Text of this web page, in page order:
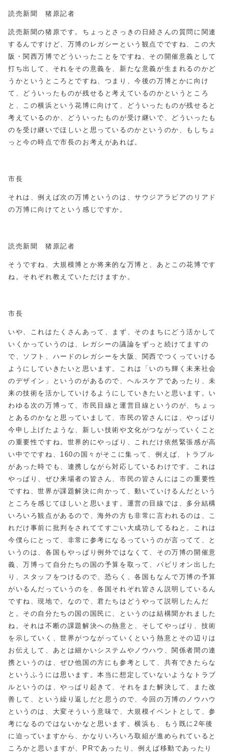
読売新聞 猪原記者
読売新聞の猪原です。ちょっとさっきの日経さんの質問に関連
するんですけど、万博のレガシーという観点でですね、この大
阪・関西万博でどういったことをですね、その開催意義として
打ち出して、それをその意義を、新たな意義が生まれるのかど
うかというところとですね、つまり、今後の万博とかに向け
て、どういったものが残せると考えているのかというところ
と、この横浜という花博に向けて、どういったものが残せると
考えているのか、どういったものが受け継いで、どういったも
のを受け継いでほしいと思っているのかというのか、もしちょ
っと今の時点で市長のお考えがあれば。
市長
それは、例えば次の万博というのは、サウジアラビアのリアド
の万博に向けてという感じですか。
読売新聞 猪原記者
そうですね、大規模博とか将来的な万博と、あとこの花博です
ね。それぞれ教えていただけますか。
市長
いや、これはたくさんあって、まず、そのまちにどう活かして
いくかっていうのは、レガシーの議論をずっと続けてますの
で、ソフト、ハードのレガシーを大阪、関西でつくっていける
ようにしていきたいと思います。これは「いのち輝く未来社会
のデザイン」というのがあるので、ヘルスケアであったり、未
来の技術を活かしていけるようにしていきたいと思います。い
わゆる次の万博って、市民目線と運営目線というのが、ちょっ
とあるのかなと思っていまして、市民の皆さんには、やっぱり
今申し上げたような、新しい技術や文化がつながっていくこと
の重要性ですね。世界的にやっぱり、これだけ依然緊張感が高
い中でですね、160の国々がそこに集って、例えば、トラブル
があった時でも、連携しながら対応しているわけです。これは
やっぱり、ぜひ来場者の皆さん、市民の皆さんにはこの重要性
ですね、世界が課題解決に向かって、動いていけるんだという
ところを感じてほしいと思います。運営の目線では、多分結構
いろいろ観点があるので、海外の方も非常に言われるのは、こ
れだけ事前に批判をされててすごい大成功してるねと。これは
今僕らにとって、非常に参考になるっていうのが言ってて、と
いうのは、各国もやっぱり例外ではなくて、その万博の開催意
義、万博って自分たちの国の予算を取って、パビリオン出した
り、スタッフをつけるので、恐らく、各国もなんで万博の予算
がいるんだっていうのを、各国それぞれ皆さん説明しているん
ですね、現地で。なので、君たちはどうやって説明したんだ
と。その自分たちの国の国民に、というのは結構聞かれました
ね。それは不断の課題解決への熱意と、そしてやっぱり、技術
を示していく、世界がつながっていくという熱意とその辺りは
お伝えして、あとは細かいシステムやノウハウ、関係者間の連
携というのは、ぜひ他国の方にも参考として、共有できたらな
というふうには思います。本当に想定していないようなトラブ
ルというのは、やっぱり起きて、それをまた解決して、また改
善して、という繰り返しだと思うので、今回の万博のノウハウ
というのは、大変そういう意味で、大規模イベントとして、参
考になるのではないかなと思います。横浜も、もう既に2年後
に迫っていますから、かなりいろいろ取組が進められていると
ころかと思いますが、PRであったり、例えば移動であったり